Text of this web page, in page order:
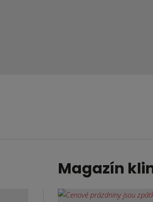
Magazín